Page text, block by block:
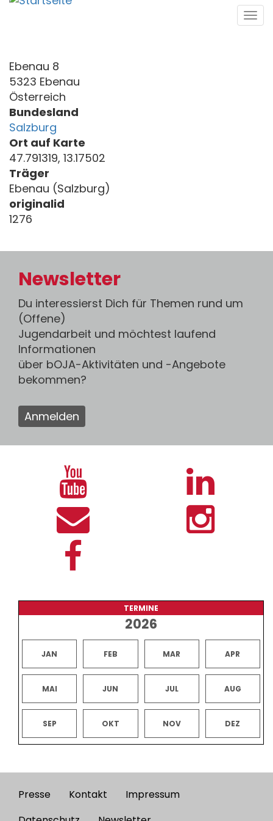
Direkt
Ebenau 8
5323 Ebenau
Österreich
Bundesland
Salzburg
Ort auf Karte
47.791319, 13.17502
Träger
Ebenau (Salzburg)
originalid
1276
Newsletter
Du interessierst Dich für Themen rund um
(Offene)
Jugendarbeit und möchtest laufend
Informationen
über bOJA-Aktivitäten und -Angebote
bekommen?
Anmelden
TERMINE
2026
JAN FEB MAR APR
MAI JUN JUL AUG
SEP OKT NOV DEZ
Footer
Presse Kontakt
Impressum